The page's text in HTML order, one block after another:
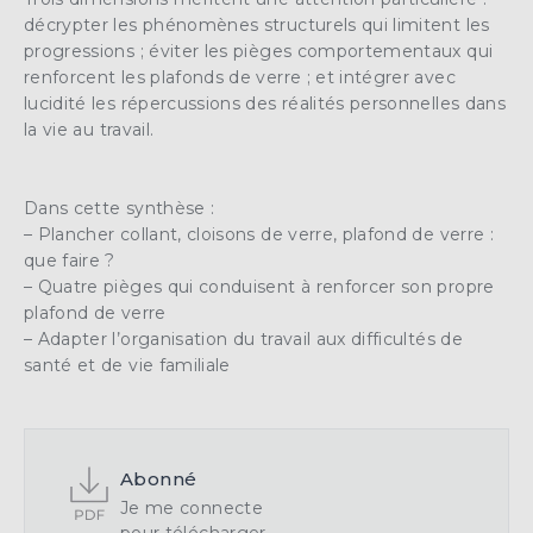
décrypter les phénomènes structurels qui limitent les
progressions ; éviter les pièges comportementaux qui
renforcent les plafonds de verre ; et intégrer avec
lucidité les répercussions des réalités personnelles dans
la vie au travail.
Dans cette synthèse :
– Plancher collant, cloisons de verre, plafond de verre :
que faire ?
– Quatre pièges qui conduisent à renforcer son propre
plafond de verre
– Adapter l’organisation du travail aux difficultés de
santé et de vie familiale
Abonné
Je me connecte